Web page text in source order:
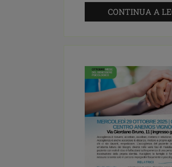
CONTINUA A